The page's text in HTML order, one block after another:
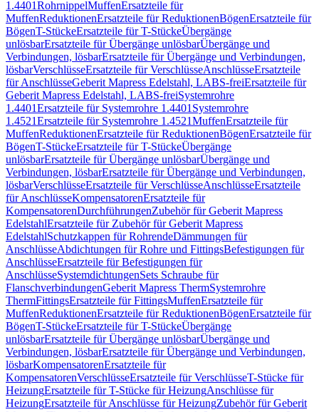
1.4401RohrnippelMuffenErsatzteile für
MuffenReduktionenErsatzteile für ReduktionenBögenErsatzteile für
BögenT-StückeErsatzteile für T-StückeÜbergänge
unlösbarErsatzteile für Übergänge unlösbarÜbergänge und
Verbindungen, lösbarErsatzteile für Übergänge und Verbindungen,
lösbarVerschlüsseErsatzteile für VerschlüsseAnschlüsseErsatzteile
für AnschlüsseGeberit Mapress Edelstahl, LABS-freiErsatzteile für
Geberit Mapress Edelstahl, LABS-freiSystemrohre
1.4401Ersatzteile für Systemrohre 1.4401 Systemrohre
1.4521Ersatzteile für Systemrohre 1.4521MuffenErsatzteile für
MuffenReduktionenErsatzteile für ReduktionenBögenErsatzteile für
BögenT-StückeErsatzteile für T-StückeÜbergänge
unlösbarErsatzteile für Übergänge unlösbarÜbergänge und
Verbindungen, lösbarErsatzteile für Übergänge und Verbindungen,
lösbarVerschlüsseErsatzteile für VerschlüsseAnschlüsseErsatzteile
für AnschlüsseKompensatorenErsatzteile für
KompensatorenDurchführungenZubehör für Geberit Mapress
EdelstahlErsatzteile für Zubehör für Geberit Mapress
EdelstahlSchutzkappen für RohrendeDämmungen für
AnschlüsseAbdichtungen für Rohre und FittingsBefestigungen für
AnschlüsseErsatzteile für Befestigungen für
AnschlüsseSystemdichtungenSets Schraube für
FlanschverbindungenGeberit Mapress ThermSystemrohre
ThermFittingsErsatzteile für FittingsMuffenErsatzteile für
MuffenReduktionenErsatzteile für ReduktionenBögenErsatzteile für
BögenT-StückeErsatzteile für T-StückeÜbergänge
unlösbarErsatzteile für Übergänge unlösbarÜbergänge und
Verbindungen, lösbarErsatzteile für Übergänge und Verbindungen,
lösbarKompensatorenErsatzteile für
KompensatorenVerschlüsseErsatzteile für VerschlüsseT-Stücke für
HeizungErsatzteile für T-Stücke für HeizungAnschlüsse für
HeizungErsatzteile für Anschlüsse für HeizungZubehör für Geberit